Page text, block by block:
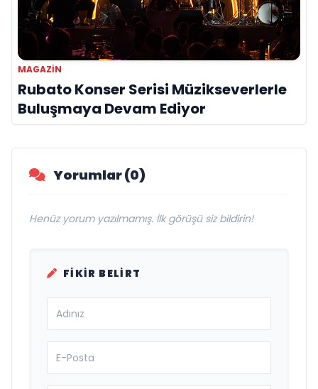
MAGAZIN
Rubato Konser Serisi Müzikseverlerle
Buluşmaya Devam Ediyor
Yorumlar (0)
Henüz yorum yazılmamış. İlk görüşü siz bildirin!
FIKIR BELIRT